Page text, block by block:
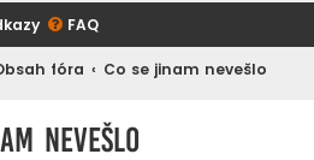
FAQ
fóra Co se jinam nevešlo
nevešlo